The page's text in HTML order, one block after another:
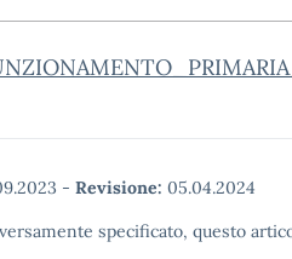
- Revisione: 05.04.2024
specificato, questo